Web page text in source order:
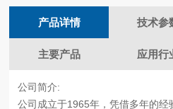
产品详情 技术参
主要产品 应用行
公司简介:
公司成立于1965年，凭借多年的经